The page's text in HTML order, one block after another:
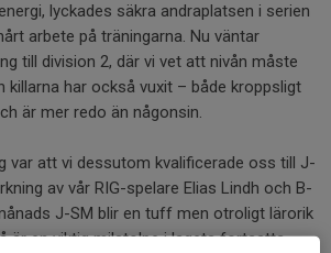
lyckades säkra andraplatsen i serien
arbete på träningarna. Nu väntar
till division 2, där vi vet att nivån måste
killarna har också vuxit – både kroppsligt
är mer redo än någonsin.
var att vi dessutom kvalificerade oss till J-
av vår RIG-spelare Elias Lindh och B-
J-SM blir en tuff men otroligt lärorik
är en viktig milstolpe i lagets fortsatta